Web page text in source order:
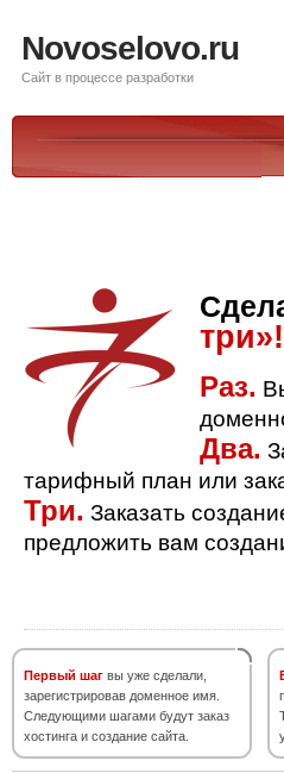
Novoselovo.ru
Сайт в процессе разработки
три»!
Раз.
Два.
тарифный план или
Три. Заказать
предложить вам
Первый шаг вы уже сделали,
зарегистрировав доменное имя.
Следующими шагами будут заказ
хостинга и создание сайта.